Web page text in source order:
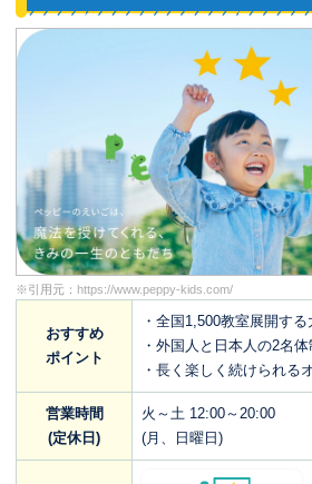
※引用元： https://www.peppy-kids.com/
おすすめ
ポイント
・全国1,500教室展開す
・外国人と日本人の2名
・長く楽しく続けられる
営業時間
(定休日)
火～土 12:00～20:00
(月、日曜日)